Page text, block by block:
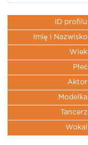
ID profilu
Imię i Nazwisko
Wiek
Płeć
Aktor
Modelka
Tancerz
Wokal